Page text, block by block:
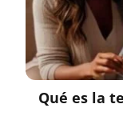
Qué es la